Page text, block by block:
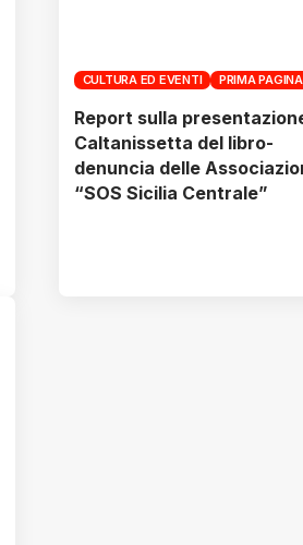
CULTURA ED EVENTI PRIMA PAGINA
Report sulla
Caltanissetta del libro-
denuncia delle
“SOS Sicilia Centrale”